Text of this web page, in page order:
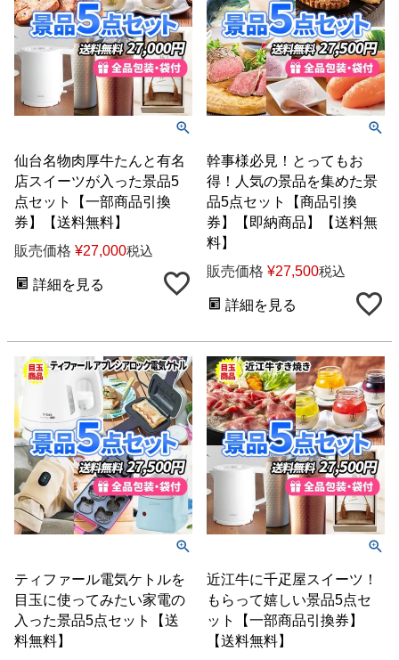
仙台名物肉厚牛たんと有名
店スイーツが入った景品5
点セット【一部商品引換
券】【送料無料】
販売価格 ¥27,000税込
詳細を見る
幹事様必見！とってもお
得！人気の景品を集めた景
品5点セット【商品引換
券】【即納商品】【送料無
料】
販売価格 ¥27,500税込
詳細を見る
ティファール電気ケトルを
目玉に使ってみたい家電の
入った景品5点セット【送
料無料】
近江牛に千疋屋スイーツ！
もらって嬉しい景品5点セ
ット【一部商品引換券】
【送料無料】